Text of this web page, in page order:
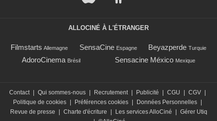
ALLOCINÉ À L'ÉTRANGER
Filmstarts Allemagne SensaCine Espagne Beyazperde Turquie
AdoroCinema Brésil Sensacine México Mexique
Contact Qui sommes-nous Recrutement Publicité CGU CGV
Politique de cookies
Préférences cookies Données Personnelles
Revue de presse
Charte d'écriture Les services AlloCiné
Gérer Utiq